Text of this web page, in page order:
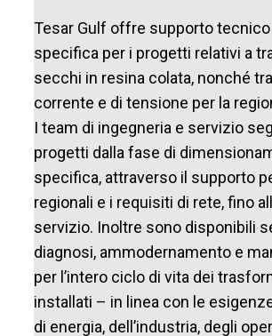
Tesar Gulf offre supporto
specifica per i progetti relativi a
secchi in resina colata, nonché
corrente e di tensione per la
I team di ingegneria e servizio
progetti dalla fase di
specifica, attraverso il supporto
regionali e i requisiti di rete, fino
servizio. Inoltre sono disponibili
diagnosi, ammodernamento e
per l’intero ciclo di vita dei
installati – in linea con le
di energia, dell’industria, degli